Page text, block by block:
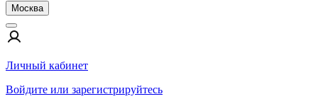
Москва
Личный кабинет
Войдите или зарегистрируйтесь